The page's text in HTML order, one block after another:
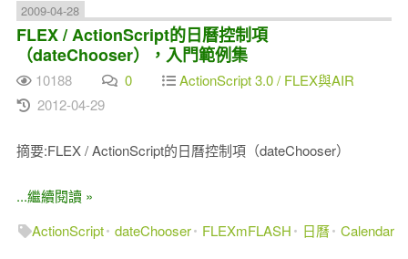
2009-04-28
FLEX / ActionScript的日曆控制項
（dateChooser），入門範例集
10188 0
ActionScript 3.0 / FLEX與AIR
2012-04-29
摘要:FLEX / ActionScript的日曆控制項（dateChooser）
...繼續閱讀 »
ActionScript dateChooser FLEXmFLASH 日曆 Calendar